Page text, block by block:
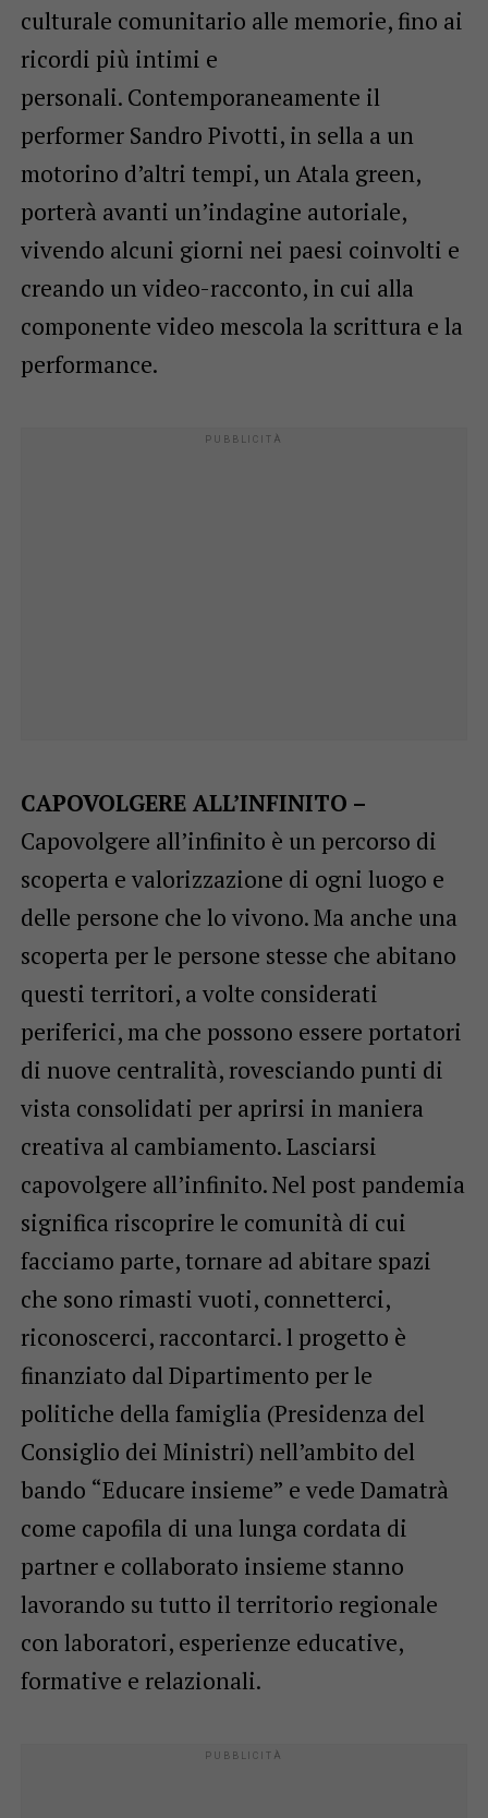
culturale comunitario alle memorie, fino ai
ricordi più intimi e
personali. Contemporaneamente il
performer Sandro Pivotti, in sella a un
motorino d’altri tempi, un Atala green,
porterà avanti un’indagine autoriale,
vivendo alcuni giorni nei paesi coinvolti e
creando un video-racconto, in cui alla
componente video mescola la scrittura e la
performance.
CAPOVOLGERE ALL’INFINITO –
Capovolgere all’infi­nito è un percorso di
scoperta e valorizzazione di ogni luogo e
delle persone che lo vivono. Ma anche una
scoperta per le persone stesse che abitano
questi territori, a volte considerati
periferici, ma che possono essere portatori
di nuove centralità, rovesciando punti di
vista consolidati per aprirsi in maniera
creativa al cambiamento. Lasciarsi
capovolgere all’infi­nito. Nel post pandemia
significa riscoprire le comunità di cui
facciamo parte, tornare ad abitare spazi
che sono rimasti vuoti, connetterci,
riconoscerci, raccontarci. l progetto è
finanziato dal Dipartimento per le
politiche della famiglia (Presidenza del
Consiglio dei Ministri) nell’ambito del
bando “Educare insieme” e vede Damatrà
come capofila di una lunga cordata di
partner e collaborato insieme stanno
lavorando su tutto il territorio regionale
con laboratori, esperienze educative,
formative e relazionali.